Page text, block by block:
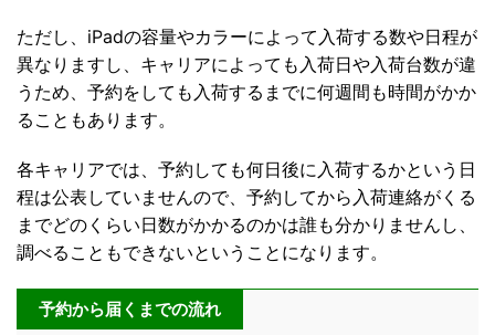
ただし、iPadの容量やカラーによって入荷する数や日程が
異なりますし、キャリアによっても入荷日や入荷台数が違
うため、予約をしても入荷するまでに何週間も時間がかか
ることもあります。
各キャリアでは、予約しても何日後に入荷するかという日
程は公表していませんので、予約してから入荷連絡がくる
までどのくらい日数がかかるのかは誰も分かりませんし、
調べることもできないということになります。
予約から届くまでの流れ